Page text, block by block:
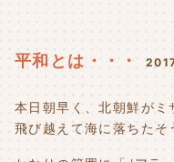
平和とは・・・
本日朝早く、北朝鮮がミ
飛び越えて海に落ちたそ